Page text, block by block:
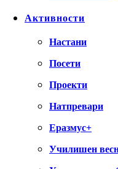
Активности
Настани
Посети
Проекти
Натпревари
Еразмус+
Училишен